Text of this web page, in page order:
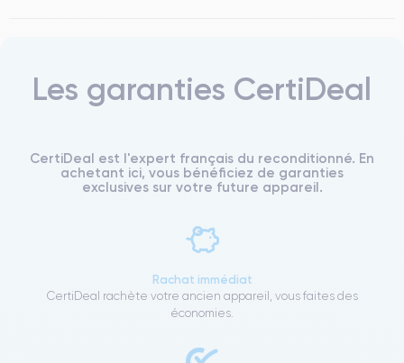
Les garanties CertiDeal
CertiDeal est l'expert français du reconditionné. En
achetant ici, vous bénéficiez de garanties
exclusives sur votre future appareil.
Rachat immédiat
CertiDeal rachète votre ancien appareil, vous faites des
économies.